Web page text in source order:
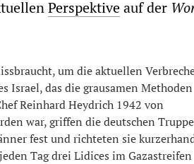
Perspektiveauf der
um die aktuellen
Israel, das die grausamen Methoden
Reinhard Heydrich 1942 von
war, griffen die deutschen
fest und richteten sie
Tag drei Lidices im Gazastreifen